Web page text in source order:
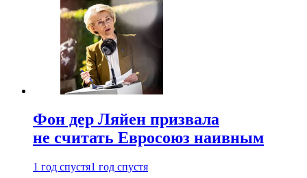
Фон дер Ляйен призвала
не считать Евросоюз наивным
1 год спустя1 год спустя